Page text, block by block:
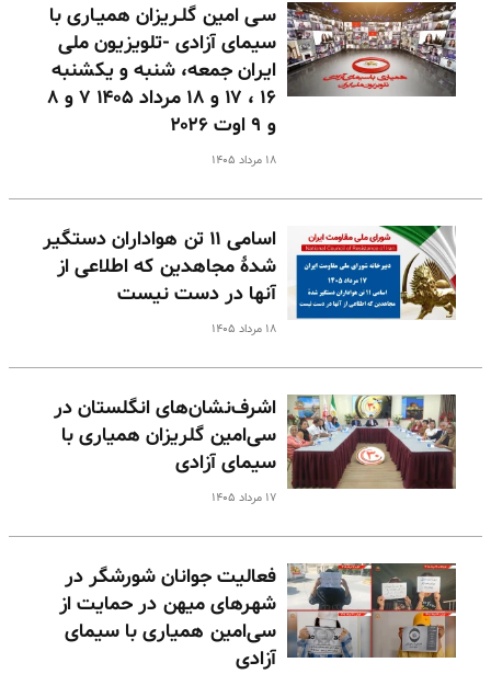
سـی امین گلـریزان همیـاری با
سیمای آزادی -تلویزیون ملی
ایران جمعه، شنبه و یکشنبه
۱۶ ، ۱۷ و ۱۸ مرداد ۱۴۰۵ ۷ و ۸
و ۹ اوت ۲۰۲۶
۱۸ مرداد ۱۴۰۵
اسامی ۱۱ تن هواداران دستگیر
شدهٔ مجاهدین که اطلاعی از
آنها در دست نیست
۱۸ مرداد ۱۴۰۵
اشرف‌نشان‌های انگلستان در
سی‌امین گلریزان همیاری با
سیمای آزادی
۱۷ مرداد ۱۴۰۵
فعالیت جوانان شورشگر در
شهرهای میهن در حمایت از
سی‌امین همیاری با سیمای
آزادی